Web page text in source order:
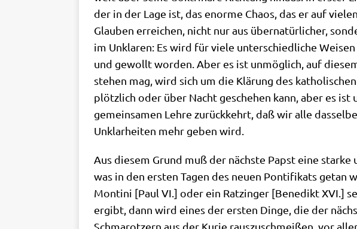
der in der Lage ist, das enor­me Cha­os, das er auf
Glau­ben errei­chen, nicht nur aus über­na­tür­li­cher,
im Unkla­ren: Es wird für vie­le unter­schied­li­che
und gewollt wor­den. Aber es ist unmög­lich, auf
ste­hen mag, wird sich um die Klä­rung des
plötz­lich oder über Nacht gesche­hen kann, aber es
gemein­sa­men Leh­re zurück­kehrt, daß wir alle
Unklar­hei­ten mehr geben wird.
Aus die­sem Grund muß der näch­ste Papst eine
was in den ersten Tagen des neu­en Pon­ti­fi­kats getan
Mon­ti­ni [Paul VI.] oder ein Ratz­in­ger [Bene­dikt XVI.]
ergibt, dann wird eines der ersten Din­ge, die der
Schma­rot­zern aus der Kurie raus­zu­schmei­ßen, vor